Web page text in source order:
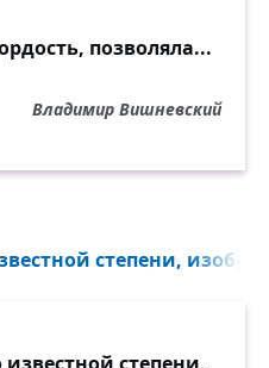
позволяла...
Владимир Вишневский
степени,